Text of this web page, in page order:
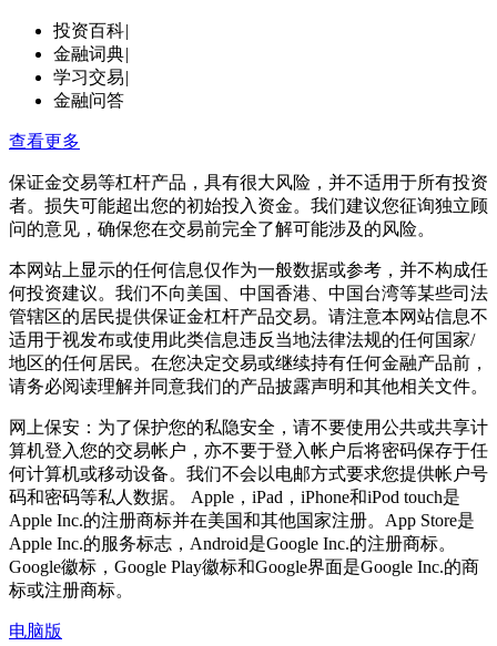
投资百科|
金融词典|
学习交易|
金融问答
查看更多
保证金交易等杠杆产品，具有很大风险，并不适用于所有投资
者。损失可能超出您的初始投入资金。我们建议您征询独立顾
问的意见，确保您在交易前完全了解可能涉及的风险。
本网站上显示的任何信息仅作为一般数据或参考，并不构成任
何投资建议。我们不向美国、中国香港、中国台湾等某些司法
管辖区的居民提供保证金杠杆产品交易。请注意本网站信息不
适用于视发布或使用此类信息违反当地法律法规的任何国家/
地区的任何居民。在您决定交易或继续持有任何金融产品前，
请务必阅读理解并同意我们的产品披露声明和其他相关文件。
网上保安：为了保护您的私隐安全，请不要使用公共或共享计
算机登入您的交易帐户，亦不要于登入帐户后将密码保存于任
何计算机或移动设备。我们不会以电邮方式要求您提供帐户号
码和密码等私人数据。 Apple，iPad，iPhone和iPod touch是
Apple Inc.的注册商标并在美国和其他国家注册。App Store是
Apple Inc.的服务标志，Android是Google Inc.的注册商标。
Google徽标，Google Play徽标和Google界面是Google Inc.的商
标或注册商标。
电脑版